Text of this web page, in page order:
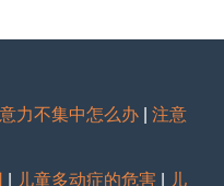
力不集中怎么办 |注意
儿童多动症的危害
儿